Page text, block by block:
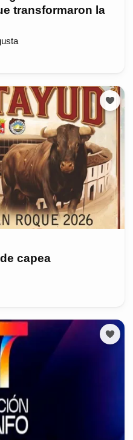
transformaron la
capea